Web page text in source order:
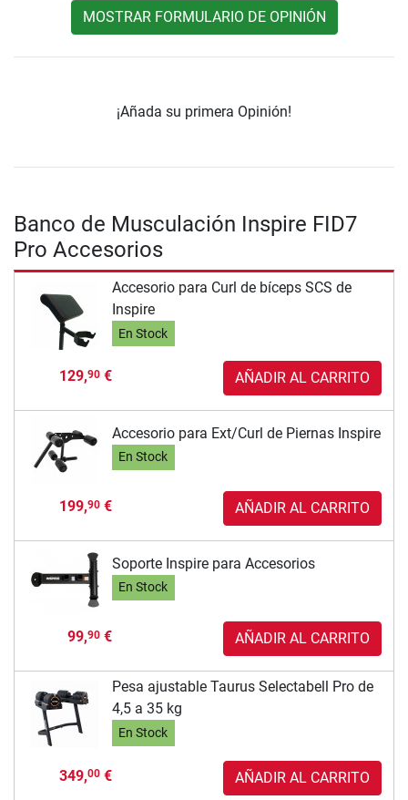
MOSTRAR FORMULARIO DE OPINIÓN
¡Añada su primera Opinión!
Banco de Musculación Inspire FID7
Pro Accesorios
Accesorio para Curl de bíceps SCS de
Inspire
En Stock
129,90€ AÑADIR AL CARRITO
Accesorio para Ext/Curl de Piernas Inspire
En Stock
199,90€ AÑADIR AL CARRITO
Soporte Inspire para Accesorios
En Stock
99,90€ AÑADIR AL CARRITO
Pesa ajustable Taurus Selectabell Pro de
4,5 a 35 kg
En Stock
349,00€ AÑADIR AL CARRITO